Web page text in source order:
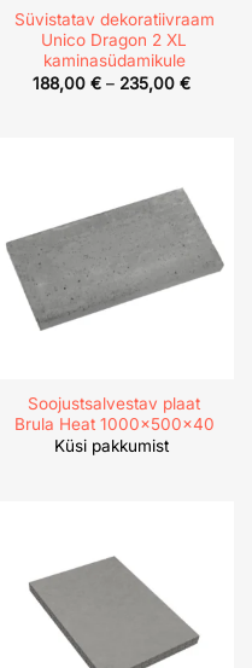
Süvistatav dekoratiivraam
Unico Dragon 2 XL
kaminasüdamikule
188,00 € – 235,00 €Price
Soojustsalvestav plaat
Brula Heat 1000x500x40
Küsi pakkumist